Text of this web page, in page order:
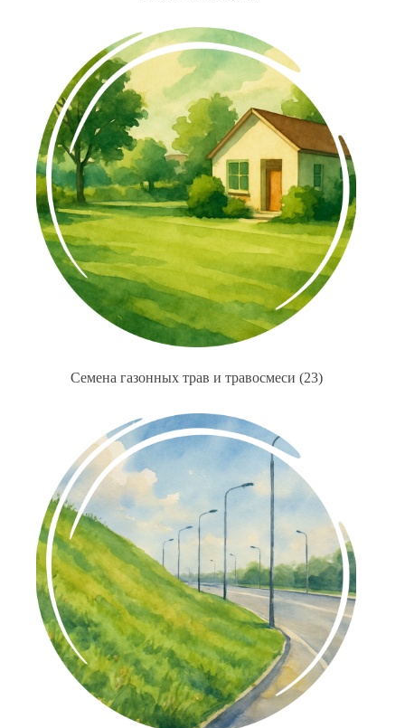
Семена газонных трав и травосмеси (23)